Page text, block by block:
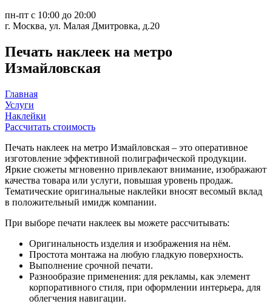
пн-пт с 10:00 до 20:00
г. Москва, ул. Малая Дмитровка, д.20
Печать наклеек на метро
Измайловская
Главная
Услуги
Наклейки
Рассчитать стоимость
Печать наклеек на метро Измайловская – это оперативное
изготовление эффективной полиграфической продукции.
Яркие сюжеты мгновенно привлекают внимание, изображают
качества товара или услуги, повышая уровень продаж.
Тематические оригинальные наклейки вносят весомый вклад
в положительный имидж компании.
При выборе печати наклеек вы можете рассчитывать:
Оригинальность изделия и изображения на нём.
Простота монтажа на любую гладкую поверхность.
Выполнение срочной печати.
Разнообразие применения: для рекламы, как элемент
корпоративного стиля, при оформлении интерьера, для
облегчения навигации.